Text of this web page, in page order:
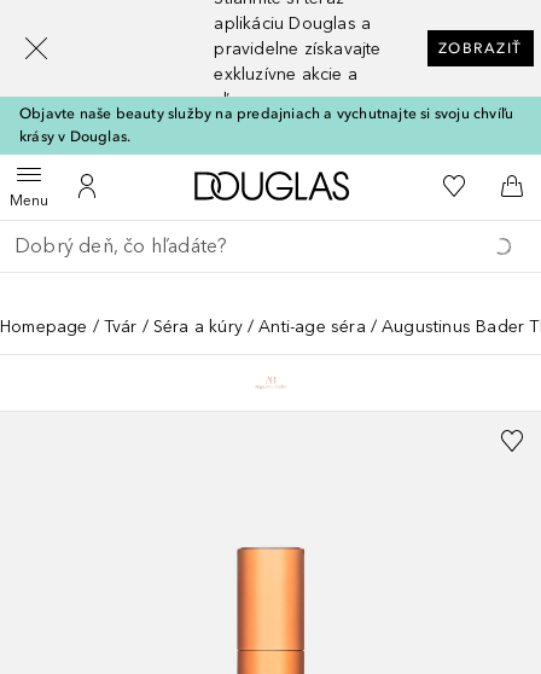
aplikáciu Douglas a
pravidelne získavajte
exkluzívne akcie a
zľavy
ZOBRAZIŤ
Objavte naše beauty služby na predajniach a vychutnajte si svoju chvíľu
krásy v Douglas.
MenuOtvoriť menuDo môjho účtu
Domov Do môjho
Do
Choď späť
Vykonajte vyhľadávanie
Homepage Tvár Séra a kúry Anti-age séra Augustinus Bader
[navigation.slideout.screenreader]